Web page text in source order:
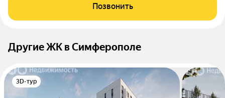
Позвонить
Другие ЖК в Симферополе
3D-тур